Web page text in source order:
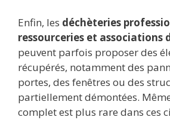
Enfin, les déchèteries
ressourceries et associations
peuvent parfois proposer des
récupérés, notamment des
portes, des fenêtres ou des
partiellement démontées.
complet est plus rare dans ces